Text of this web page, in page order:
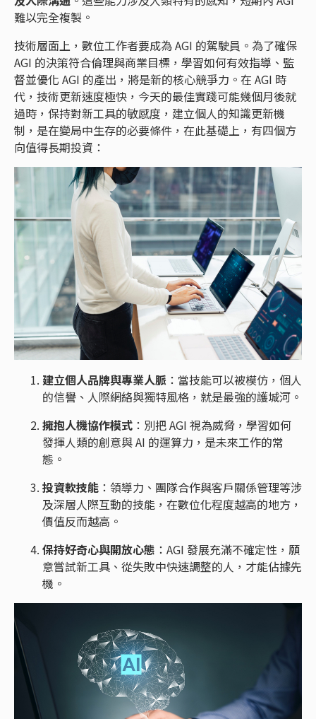
難以完全複製。
技術層面上，數位工作者要成為 AGI 的駕駛員。為了確保
AGI 的決策符合倫理與商業目標，學習如何有效指導、監
督並優化 AGI 的產出，將是新的核心競爭力。在 AGI 時
代，技術更新速度極快，今天的最佳實踐可能幾個月後就
過時，保持對新工具的敏感度，建立個人的知識更新機
制，是在變局中生存的必要條件，在此基礎上，有四個方
向值得長期投資：
建立個人品牌與專業人脈 ：當技能可以被模仿，個人
的信譽、人際網絡與獨特風格，就是最強的護城河。
擁抱人機協作模式 ：別把 AGI 視為威脅，學習如何
發揮人類的創意與 AI 的運算力，是未來工作的常
態。
投資軟技能 ：領導力、團隊合作與客戶關係管理等涉
及深層人際互動的技能，在數位化程度越高的地方，
價值反而越高。
保持好奇心與開放心態 ：AGI 發展充滿不確定性，願
意嘗試新工具、從失敗中快速調整的人，才能佔據先
機。